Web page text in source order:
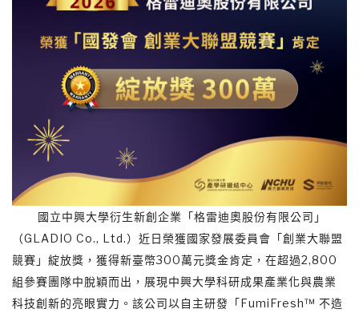
國立中興大學衍生新創企業「格雷迪奧股份有限公司」
（GLADIO Co., Ltd.）近日榮獲國家發展委員會「創業大聯盟
競賽」綻放獎，獲得新臺幣300萬元獎金肯定，在超過2,800
組參賽團隊中脫穎而出，展現中興大學科研成果產業化與農業
科技創新的亮眼實力。該公司以自主研發「FumiFresh™ 不造